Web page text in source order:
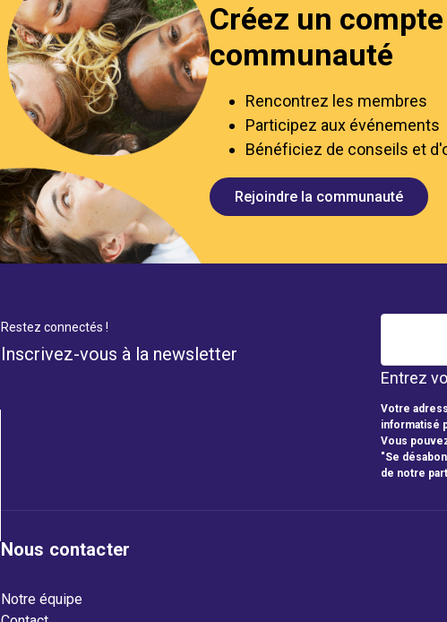
Créez un
communauté
Rencontrez les membres
Participez aux événements
Bénéficiez de conseils et
Rejoindre la communauté
Restez connectés !
Inscrivez-vous à la newsletter
Entrez
Votre
informatisé
Vous
"Se
de notre
Nous contacter
Notre équipe